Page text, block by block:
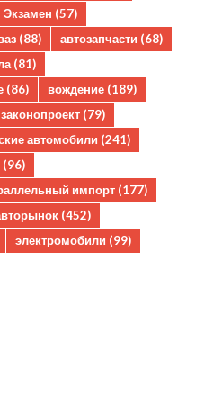
Экзамен (57)
(88) автозапчасти (68)
(81)
(86) вождение (189)
законопроект (79)
автомобили (241)
(96)
импорт (177)
(452)
электромобили (99)